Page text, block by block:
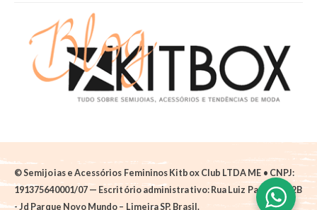
© Semijoias e Acessórios Femininos Kitbox Club LTDA ME • CNPJ:
191375640001/07 — Escritório administrativo: Rua Luiz Pantano, 62B
- Jd Parque Novo Mundo – Limeira SP, Brasil.